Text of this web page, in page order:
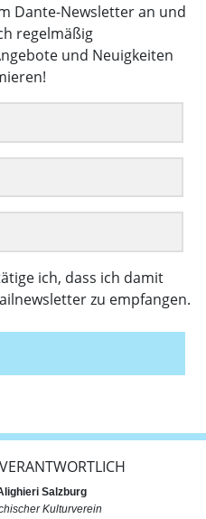
Dante-Newsletter an und
regelmäßig
und Neuigkeiten
ich, dass ich damit
zu empfangen.
Salzburg
Kulturverein